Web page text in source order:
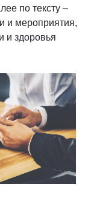
по тексту –
и мероприятия,
и здоровья